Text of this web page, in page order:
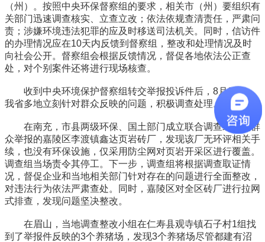
（州）。按照中央环保督察组的要求，相关市（州）要组织有
关部门迅速调查核实、立查立改；依法依规查清责任，严肃问
责；涉嫌环境违法犯罪的应及时移送司法机关。同时，信访件
的办理情况应在10天内反馈到督察组，整改和处理情况及时
向社会公开。督察组会根据反馈情况，督促各地依法公正查
处，对个别案件还将进行现场核查。
收到中央环境保护督察组转交举报投诉件后，8月9日，
我省多地立刻针对群众反映的问题，积极调查处理。
在南充，市县两级环保、国土部门成立联合调查组赶赴群
众举报的嘉陵区李渡镇鑫达页岩砖厂，发现该厂无环评相关手
续，也没有环保设施，仅采用防尘网对页岩开采区进行覆盖。
调查组当场责令其停工。下一步，调查组将根据调查取证情
况，督促企业和当地相关部门针对存在的问题进行全面整改，
对违法行为依法严肃查处。同时，嘉陵区对全区砖厂进行拉网
式排查，发现问题坚决整改。
在眉山，当地调查整改小组在仁寿县观寺镇石子村1组找
到了举报件反映的3个养猪场，发现3个养猪场尽管都建有沼